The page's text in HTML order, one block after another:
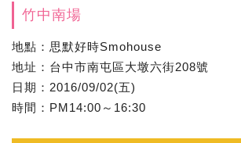
竹中南場
地點：思默好時Smohouse
地址：台中市南屯區大墩六街208號
日期：2016/09/02(五)
時間：PM14:00～16:30